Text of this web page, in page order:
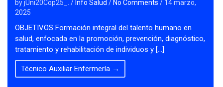
by jUni20Cop25_. / Info Salud / No Comments / 14 marzo,
2025
OBJETIVOS Formación integral del talento humano en
salud, enfocada en la promoción, prevención, diagnóstico,
tratamiento y rehabilitación de individuos y [...]
Técnico Auxiliar Enfermería →